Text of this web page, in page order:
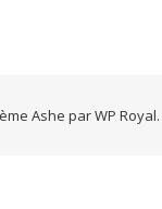
Ashe parWP Royal.